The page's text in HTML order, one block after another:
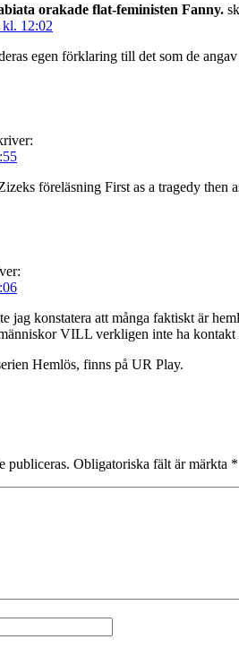
orakade flat-feministen Fanny.
12:02
egen förklaring till det som de
föreläsning First as a tragedy then
jag konstatera att många faktiskt är
VILL verkligen inte ha
Hemlös, finns på UR Play.
publiceras. Obligatoriska fält är märkta *